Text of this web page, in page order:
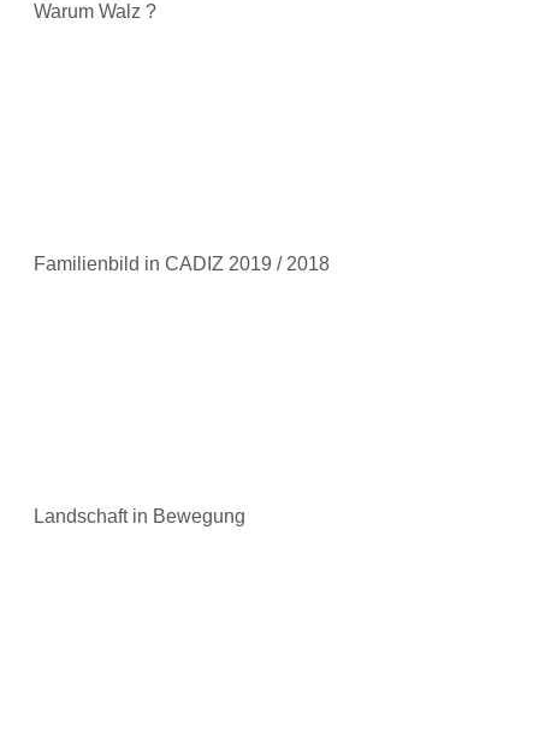
Warum Walz ?
Familienbild in CADIZ 2019 / 2018
Landschaft in Bewegung